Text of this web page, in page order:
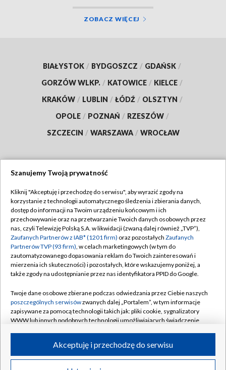
ZOBACZ WIĘCEJ
BIAŁYSTOK / BYDGOSZCZ / GDAŃSK /
GORZÓW WLKP. / KATOWICE / KIELCE /
KRAKÓW / LUBLIN / ŁÓDŹ / OLSZTYN /
OPOLE / POZNAŃ / RZESZÓW /
SZCZECIN / WARSZAWA / WROCŁAW
TVP
Abonament TVP
Emisja w TVP
Centrum informacji TVP
Naziemna Telewizja Cyfrowa
Rada Programowa
System NOS
Informacje o nadawcy
Program dla prasy
Regulamin TVP
Polityka prywatności
Moje zgody
Pomoc
Kontakt
Kanały
©2026 Telewizja Polska S.A. w likwidacji
Szanujemy Twoją prywatność
Kliknij "Akceptuję i przechodzę do serwisu", aby wyrazić zgody na
korzystanie z technologii automatycznego śledzenia i zbierania danych,
dostęp do informacji na Twoim urządzeniu końcowym i ich
przechowywanie oraz na przetwarzanie Twoich danych osobowych przez
nas, czyli Telewizję Polską S.A. w likwidacji (zwaną dalej również „TVP”),
Zaufanych Partnerów z IAB* (1201 firm) oraz pozostałych Zaufanych
Partnerów TVP (93 firm), w celach marketingowych (w tym do
zautomatyzowanego dopasowania reklam do Twoich zainteresowań i
mierzenia ich skuteczności) i pozostałych, które wskazujemy poniżej, a
także zgody na udostępnianie przez nas identyfikatora PPID do Google.
Twoje dane osobowe zbierane podczas odwiedzania przez Ciebie naszych
poszczególnych serwisówzwanych dalej „Portalem”, w tym informacje
zapisywane za pomocą technologii takich jak: pliki cookie, sygnalizatory
WWW lub innych podobnych technologii umożliwiających świadczenie
ruchu w Internecie.
Twoje dane osobowe zbierane podczas odwiedzania przez Ciebie
Akceptuję i przechodzę do serwisu